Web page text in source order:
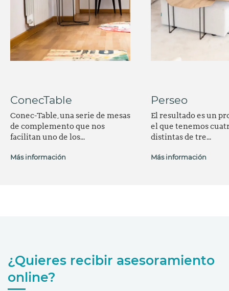
ConecTable
Conec-Table, una serie de mesas
de complemento que nos
facilitan uno de los...
Más información
Perseo
El resultado es un
el que tenemos
distintas de tre...
Más información
¿Quieres recibir asesoramiento
online?